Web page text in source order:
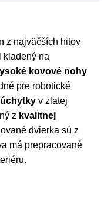
z najväčších hitov
kladený na
kovové nohy
pre robotické
v zlatej
z kvalitnej
dvierka sú z
má prepracované